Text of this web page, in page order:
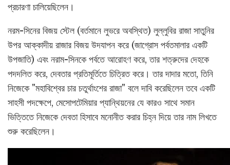
প্রচারণা চালিয়েছিলেন।
নরম-সিনের বিজয় স্টেল (বর্তমানে লুভরে অবস্থিত) লুল্লুবির রাজা সাতুনির
উপর আক্কাদীয় রাজার বিজয় উদযাপন করে (জাগ্রোস পর্বতমালার একটি
উপজাতি) এবং নরাম-সিনকে পর্বতে আরোহণ করে, তার শত্রুদের দেহকে
পদদলিত করে, দেবতার প্রতিমূর্তিতে চিত্রিত করে। তার দাদার মতো, তিনি
নিজেকে "মহাবিশ্বের চার চতুর্থাংশের রাজা" বলে দাবি করেছিলেন তবে একটি
সাহসী পদক্ষেপে, মেসোপটেমিয়ার প্যান্থিয়নের যে কারও সাথে সমান
ভিত্তিতে নিজেকে দেবতা হিসাবে মনোনীত করার চিহ্ন দিয়ে তার নাম লিখতে
শুরু করেছিলেন।